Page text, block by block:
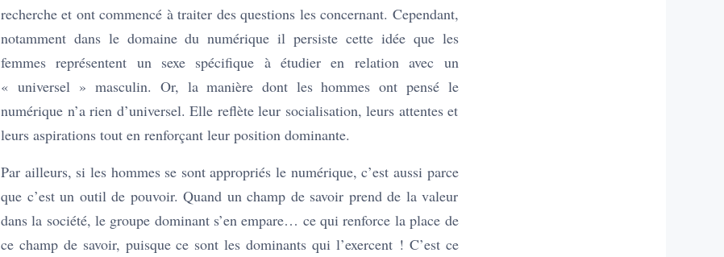
recherche et ont commencé à traiter des questions les concernant. Cependant,
notamment dans le domaine du numérique il persiste cette idée que les
femmes représentent un sexe spécifique à étudier en relation avec un
« universel » masculin. Or, la manière dont les hommes ont pensé le
numérique n’a rien d’universel. Elle reflète leur socialisation, leurs attentes et
leurs aspirations tout en renforçant leur position dominante.
Par ailleurs, si les hommes se sont appropriés le numérique, c’est aussi parce
que c’est un outil de pouvoir. Quand un champ de savoir prend de la valeur
dans la société, le groupe dominant s’en empare… ce qui renforce la place de
ce champ de savoir, puisque ce sont les dominants qui l’exercent ! C’est ce